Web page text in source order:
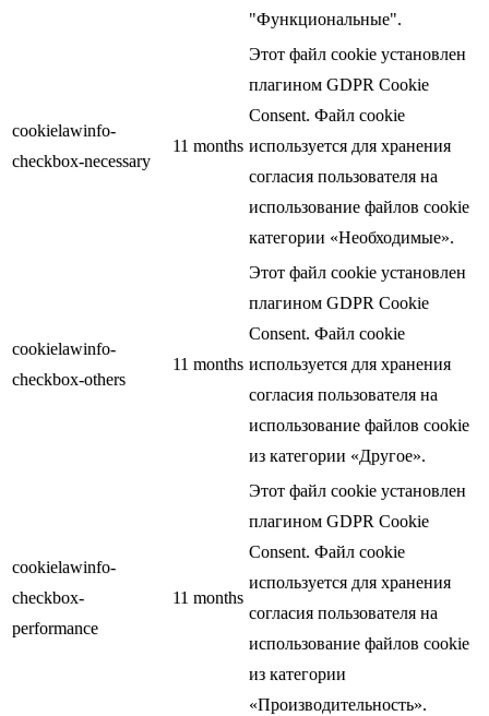
"Функциональные".
cookielawinfo-
checkbox-necessary
11 months
Этот файл cookie установлен
плагином GDPR Cookie
Consent. Файл cookie
используется для хранения
согласия пользователя на
использование файлов cookie
категории «Необходимые».
cookielawinfo-
checkbox-others
11 months
Этот файл cookie установлен
плагином GDPR Cookie
Consent. Файл cookie
используется для хранения
согласия пользователя на
использование файлов cookie
из категории «Другое».
cookielawinfo-
checkbox-
performance
11 months
Этот файл cookie установлен
плагином GDPR Cookie
Consent. Файл cookie
используется для хранения
согласия пользователя на
использование файлов cookie
из категории
«Производительность».